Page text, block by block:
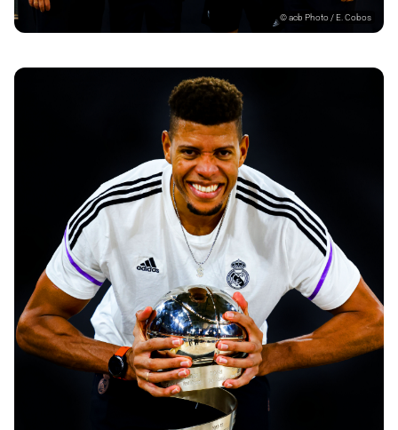
©acb Photo / E. Cobos